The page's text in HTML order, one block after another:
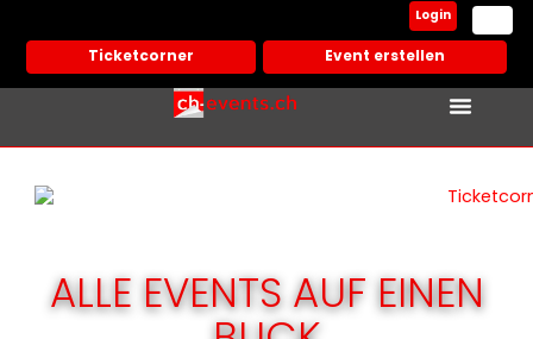
Ticketcorner Event erstellen
Login
ALLE EVENTS AUF EINEN